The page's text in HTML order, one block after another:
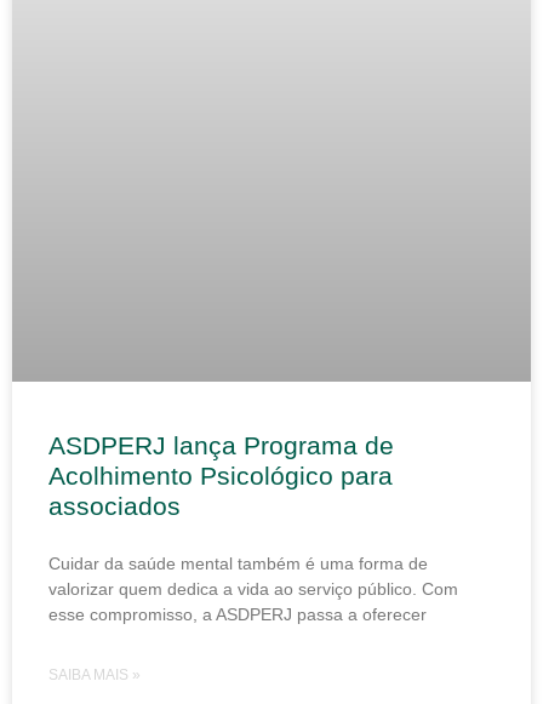
ASDPERJ lança Programa de
Acolhimento Psicológico para
associados
Cuidar da saúde mental também é uma forma de
valorizar quem dedica a vida ao serviço público. Com
esse compromisso, a ASDPERJ passa a oferecer
SAIBA MAIS »